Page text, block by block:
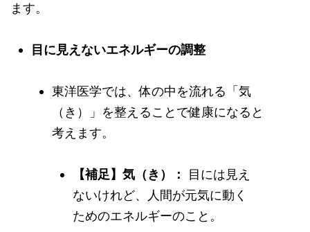
ます。
目に見えないエネルギーの調整
東洋医学では、体の中を流れる「気
（き）」を整えることで健康になると
考えます。
【補足】気（き）：
目には見え
ないけれど、人間が元気に動く
ためのエネルギーのこと。